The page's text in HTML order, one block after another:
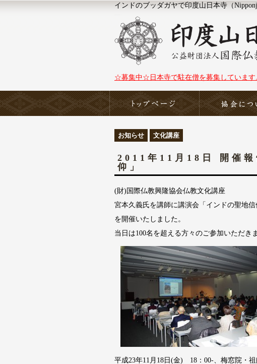
インドのブッダガヤで印度山日本寺（
☆募集中☆日本寺で駐在僧を募集しています
お知らせ 文化講座
2011年11月18日 開催報
仰」
(財)国際仏教興隆協会仏教文化講座
宮本久義氏を講師に講演会「インドの聖地
を開催いたしました。
当日は100名を超える方々のご参加いただき
平成23年11月18日(金) 18：00-、梅窓院・